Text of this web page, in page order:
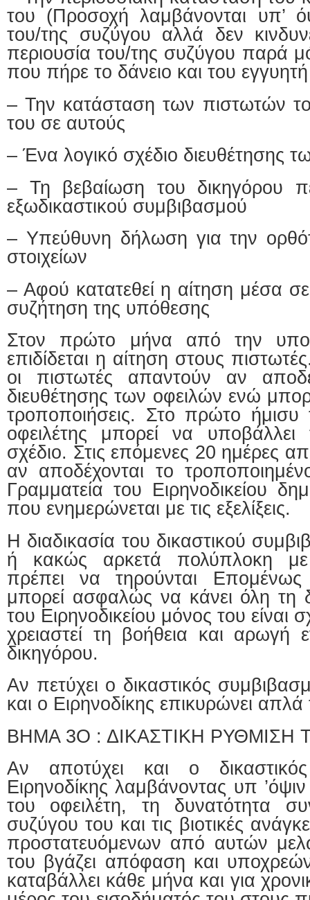
του (Προσοχή λαμβάνονται υπ’
του/της συζύγου αλλά δεν
περιουσία του/της συζύγου παρά
που πήρε το δάνειο και του
– Την κατάσταση των πιστωτών
του σε αυτούς
– Ένα λογικό σχέδιο διευθέτησης
– Τη βεβαίωση του δικηγόρου
εξωδικαστικού συμβιβασμού
– Υπεύθυνη δήλωση για την
στοιχείων
– Αφού κατατεθεί η αίτηση μέσα σε
συζήτηση της υπόθεσης
Στον πρώτο μήνα από την
επιδίδεται η αίτηση στους
οι πιστωτές απαντούν αν
διευθέτησης των οφειλών ενώ
τροποποιήσεις. Στο πρώτο ήμισυ
οφειλέτης μπορεί να υποβάλλει
σχέδιο. Στις επόμενες 20 ημέρες
αν αποδέχονται το
Γραμματεία του Ειρηνοδικείου
που ενημερώνεται με τις εξελίξεις.
Η διαδικασία του δικαστικού
ή κακώς αρκετά πολύπλοκη
πρέπει να τηρούνται
μπορεί ασφαλώς να κάνει όλη τη
του Ειρηνοδικείου μόνος του είναι
χρειαστεί τη βοήθεια και αρωγή
δικηγόρου.
Αν πετύχει ο δικαστικός
και ο Ειρηνοδίκης επικυρώνει
ΒΗΜΑ 3Ο : ΔΙΚΑΣΤΙΚΗ ΡΥΘΜΙΣΗ
Αν αποτύχει και ο
Ειρηνοδίκης λαμβάνοντας υπ
του οφειλέτη, τη δυνατότητα
συζύγου του και τις βιοτικές
προστατευόμενων από αυτών
του βγάζει απόφαση και
καταβάλλει κάθε μήνα και για